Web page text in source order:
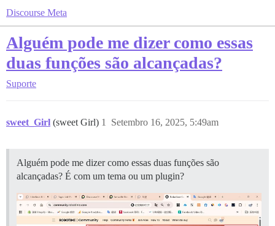
Discourse Meta
Alguém pode me dizer como essas
duas funções são alcançadas?
Suporte
sweet_Girl (sweet Girl) Setembro 16, 2025, 5:49am
1
Alguém pode me dizer como essas duas funções são
alcançadas? É com um tema ou um plugin?